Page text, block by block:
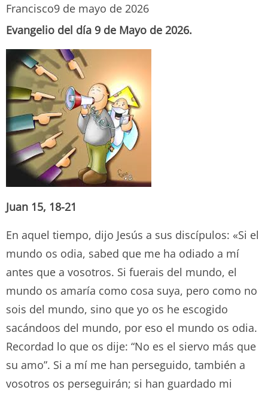
Francisco9 de mayo de 2026
Evangelio del día 9 de Mayo de 2026.
Juan 15, 18-21
En aquel tiempo, dijo Jesús a sus discípulos: «Si el
mundo os odia, sabed que me ha odiado a mí
antes que a vosotros. Si fuerais del mundo, el
mundo os amaría como cosa suya, pero como no
sois del mundo, sino que yo os he escogido
sacándoos del mundo, por eso el mundo os odia.
Recordad lo que os dije: “No es el siervo más que
su amo”. Si a mí me han perseguido, también a
vosotros os perseguirán; si han guardado mi